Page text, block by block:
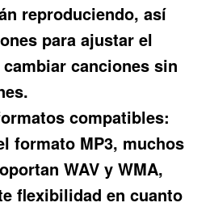
reproduciendo, así
para ajustar el
canciones sin
compatibles:
formato MP3, muchos
WAV y WMA,
flexibilidad en cuanto